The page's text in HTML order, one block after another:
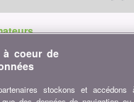
d'économiser. Recevez
et astuces dans les
produits de
à coeur de
stockons et accédons